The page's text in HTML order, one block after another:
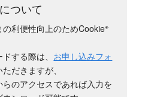
ついて
利便性向上のためCookie※
する際は、 お申し込みフォ
だきますが、
のアクセスであれば入力を